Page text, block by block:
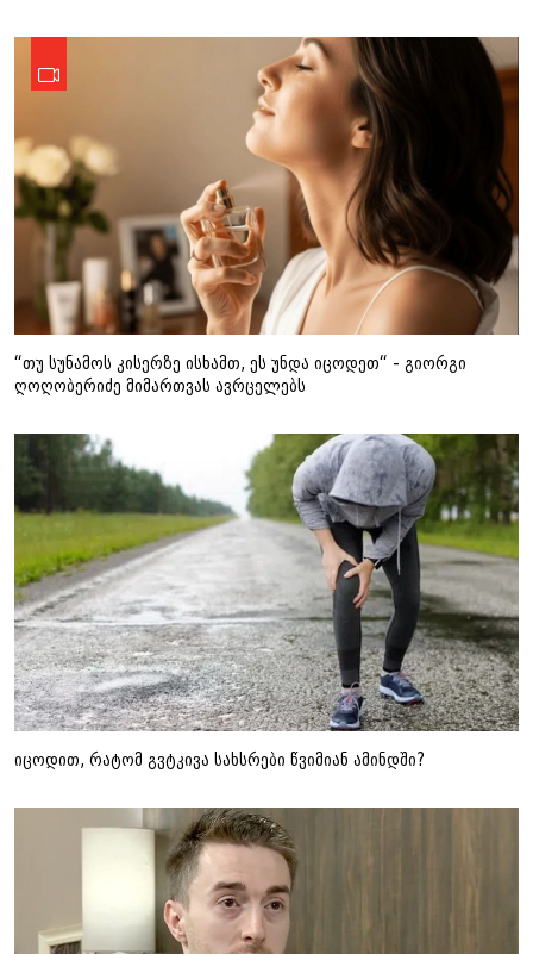
“თუ სუნამოს კისერზე ისხამთ, ეს უნდა იცოდეთ“ - გიორგი
ღოღობერიძე მიმართვას ავრცელებს
იცოდით, რატომ გვტკივა სახსრები წვიმიან ამინდში?